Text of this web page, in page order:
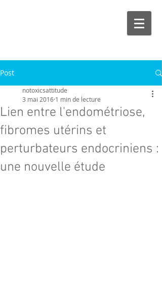
Post
Lien entre l'endométriose,
fibromes utérins et
perturbateurs endocriniens :
une nouvelle étude
notoxicsattitude
3 mai 2016 1 min de lecture